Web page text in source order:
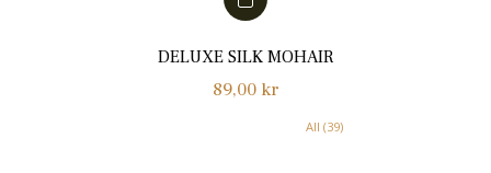
DELUXE SILK MOHAIR
Normalpris
89,00 kr
All (39)